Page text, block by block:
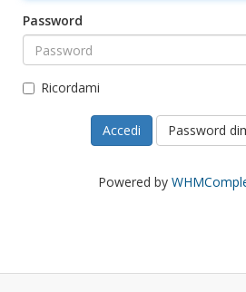
Password
Ricordami
Password
Powered by